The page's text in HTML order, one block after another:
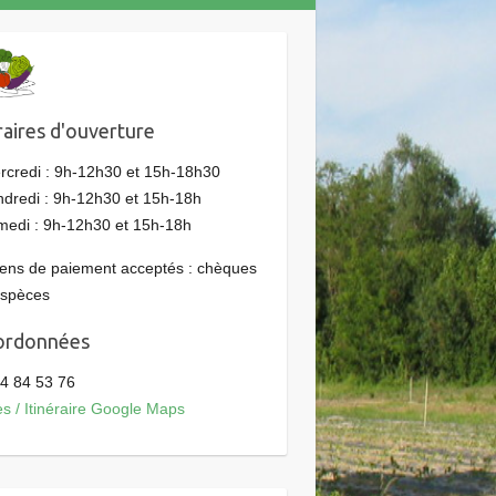
d'ouverture
: 9h-12h30 et 15h-18h30
: 9h-12h30 et 15h-18h
: 9h-12h30 et 15h-18h
de paiement acceptés : chèques
84 53 76
/ Itinéraire Google Maps